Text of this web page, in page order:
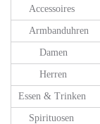
Accessoires
Armbanduhren
Damen
Herren
Essen & Trinken
Spirituosen